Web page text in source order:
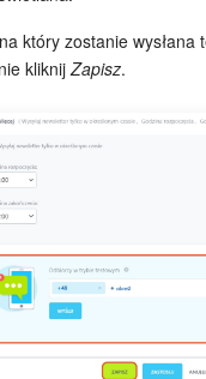
który zostanie wysłana
kliknij Zapisz.